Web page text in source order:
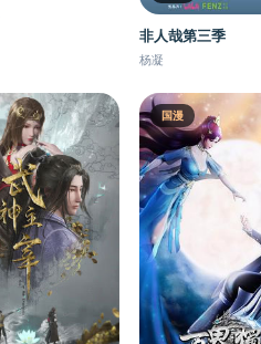
非人哉第三季
杨凝
国漫